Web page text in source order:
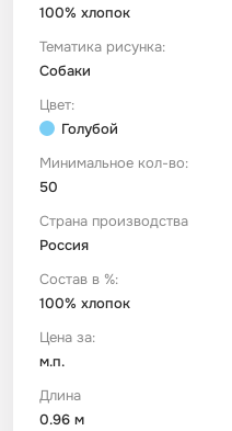
100% хлопок
Тематика рисунка:
Собаки
Цвет:
Голубой
Минимальное кол-во:
50
Страна производства
Россия
Состав в %:
100% хлопок
Цена за:
м.п.
Длина
0.96 м
Сетка
Ситец
Тюль
Фланель
Шелк Армани
Штапель
Космос
Техника / транспорт